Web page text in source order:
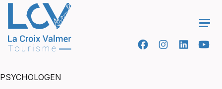
PSYCHOLOGEN